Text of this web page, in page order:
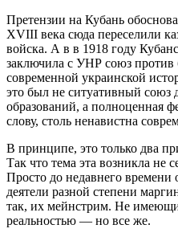
Претензии на Кубань
XVIII века сюда переселили
войска. А в в 1918 году
заключила с УНР союз
современной украинской
это был не ситуативный союз
образований, а полноценная
слову, столь ненавистна
В принципе, это только два
Так что тема эта возникла не
Просто до недавнего
деятели разной степени
так, их мейнстрим. Не
реальностью — но все же.